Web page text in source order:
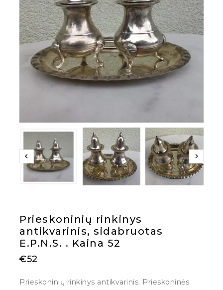
Prieskoninių rinkinys
antikvarinis, sidabruotas
E.P.N.S. . Kaina 52
€52
Prieskoninių rinkinys antikvarinis. Prieskoninės